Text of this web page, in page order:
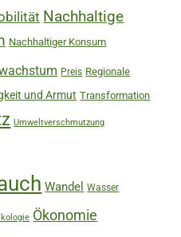
Nachhaltige
Nachhaltiger Konsum
Preis Regionale
und Armut Transformation
Umweltverschmutzung
Wandel Wasser
Ökonomie